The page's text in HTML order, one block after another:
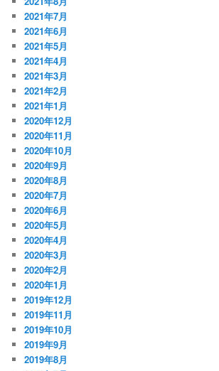
2021年7月
2021年6月
2021年5月
2021年4月
2021年3月
2021年2月
2021年1月
2020年12月
2020年11月
2020年10月
2020年9月
2020年8月
2020年7月
2020年6月
2020年5月
2020年4月
2020年3月
2020年2月
2020年1月
2019年12月
2019年11月
2019年10月
2019年9月
2019年8月